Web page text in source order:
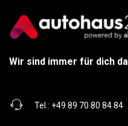
Wir sind immer für dich da
Tel.: +49 89 70 80 84 84